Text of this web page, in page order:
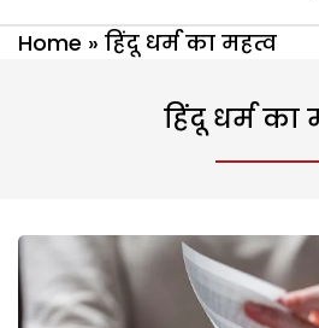
Home » हिंदू धर्म का महत्व
हिंदू धर्म का